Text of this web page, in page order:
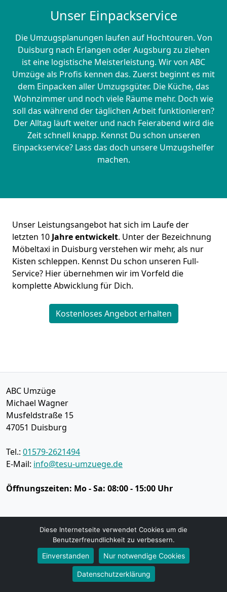
Unser Einpackservice
Die Umzugsplanungen laufen auf Hochtouren. Von
Duisburg nach Erlangen oder Augsburg zu ziehen
ist eine logistische Meisterleistung. Wir von ABC
Umzüge als Profis kennen das. Zuerst beginnt es mit
dem Einpacken aller Umzugsgüter. Die Küche, das
Wohnzimmer und noch viele Räume mehr. Doch wie
soll das während der täglichen Arbeit funktionieren?
Der Alltag läuft weiter und nach Feierabend wird die
Zeit schnell knapp. Kennst Du schon unseren
Einpackservice? Lass das doch unsere Umzugshelfer
machen.
Unser Leistungsangebot hat sich im Laufe der
letzten 10 Jahre entwickelt. Unter der Bezeichnung
Möbeltaxi in Duisburg verstehen wir mehr, als nur
Kisten schleppen. Kennst Du schon unseren Full-
Service? Hier übernehmen wir im Vorfeld die
komplette Abwicklung für Dich.
Kostenloses Angebot erhalten
ABC Umzüge
Michael Wagner
Musfeldstraße 15
47051 Duisburg
Tel.: 01579-2621494
E-Mail: info@tesu-umzuege.de
Öffnungszeiten: Mo - Sa: 08:00 - 15:00 Uhr
Datenschutz
Umzugsservice
Umzugsservice Duisburg
Diese Internetseite verwendet Cookies um die
Benutzerfreundlichkeit zu verbessern.
Einverstanden Nur notwendige Cookies
Datenschutzerklärung